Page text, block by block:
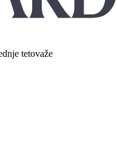
tetovaže